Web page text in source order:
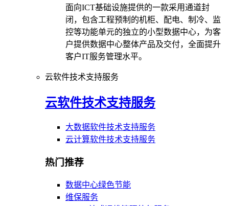
面向ICT基础设施提供的一款采用通道封
闭，包含工程预制的机柜、配电、制冷、监
控等功能单元的独立的小型数据中心，为客
户提供数据中心整体产品及交付，全面提升
客户IT服务管理水平。
云软件技术支持服务
云软件技术支持服务
大数据软件技术支持服务
云计算软件技术支持服务
热门推荐
数据中心绿色节能
维保服务